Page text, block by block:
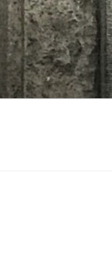
Zum
Inhalt
springen